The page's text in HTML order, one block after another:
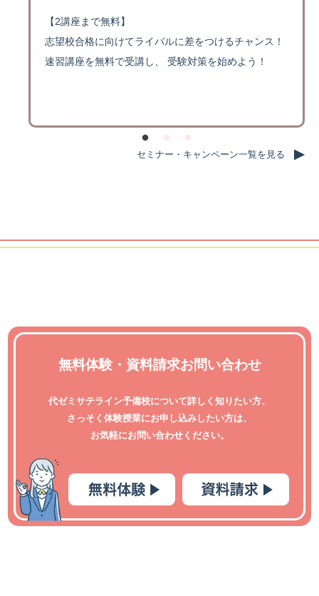
【2講座まで無料】
志望校合格に向けてライバルに差をつけるチャンス！
速習講座を無料で受講し、 受験対策を始めよう！
セミナー・キャンペーン一覧を見る
無料体験・資料請求お問い合わせ
代ゼミサテライン予備校について詳しく知りたい方、
さっそく体験授業にお申し込みしたい方は、
お気軽にお問い合わせください。